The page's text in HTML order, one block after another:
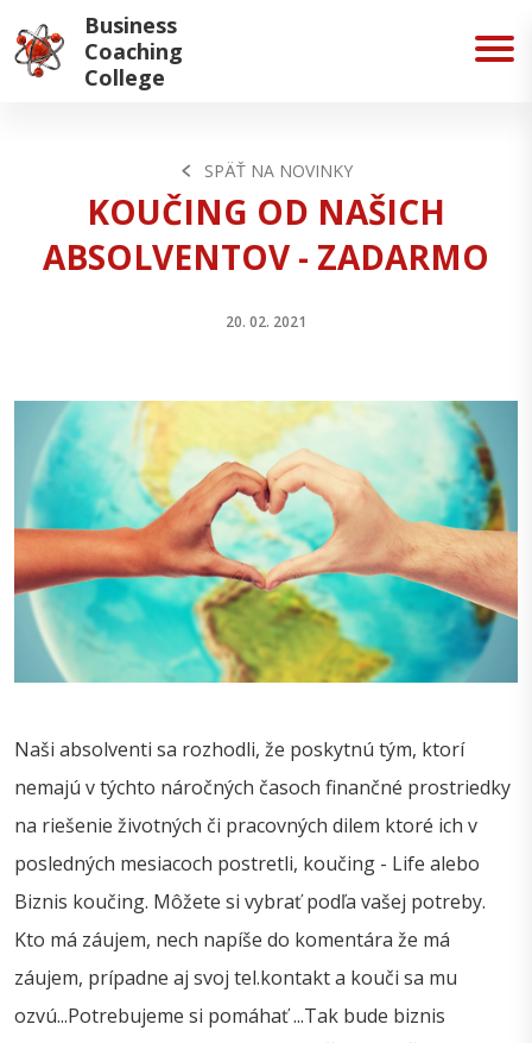
Business
Coaching
College
SPÄŤ NA NOVINKY
KOUČING OD NAŠICH
ABSOLVENTOV - ZADARMO
20. 02. 2021
Naši absolventi sa rozhodli, že poskytnú tým, ktorí
nemajú v týchto náročných časoch finančné prostriedky
na riešenie životných či pracovných dilem ktoré ich v
posledných mesiacoch postretli, koučing - Life alebo
Biznis koučing. Môžete si vybrať podľa vašej potreby.
Kto má záujem, nech napíše do komentára že má
záujem, prípadne aj svoj tel.kontakt a kouči sa mu
ozvú...Potrebujeme si pomáhať ...Tak bude biznis